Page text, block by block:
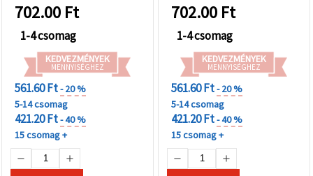
702.00 Ft
1-4 csomag
KEDVEZMÉNYEK
MENNYISÉGHEZ
561.60 Ft- 20 %
5-14 csomag
421.20 Ft- 40 %
15 csomag +
702.00 Ft
1-4 csomag
KEDVEZMÉNYEK
MENNYISÉGHEZ
561.60 Ft- 20 %
5-14 csomag
421.20 Ft- 40 %
15 csomag +